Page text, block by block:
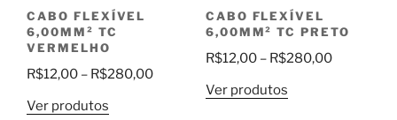
CABO FLEXÍVEL
6,00MM² TC
VERMELHO
R$12,00 – R$280,00Faixa
Ver produtos
CABO FLEXÍVEL
6,00MM² TC PRETO
R$12,00 – R$280,00Faixa
Ver produtos